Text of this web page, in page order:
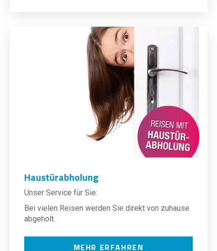
Haustürabholung
Unser Service für Sie:
Bei vielen Reisen werden Sie direkt von zuhause
abgeholt.
MEHR ERFAHREN